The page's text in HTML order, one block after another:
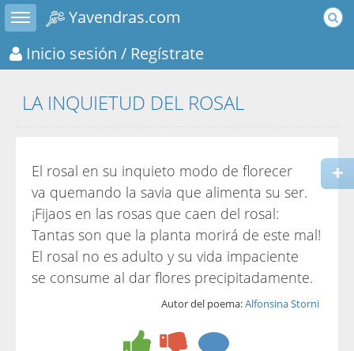
Toggle sidebar
Yavendras.com
Inicio sesión / Regístrate
LA INQUIETUD DEL ROSAL
El rosal en su inquieto modo de florecer
va quemando la savia que alimenta su ser.
¡Fijaos en las rosas que caen del rosal:
Tantas son que la planta morirá de este mal!
El rosal no es adulto y su vida impaciente
se consume al dar flores precipitadamente.
Autor del poema:Alfonsina Storni